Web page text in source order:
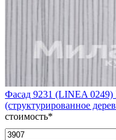
Фасад 9231 (LINEA
(структурированное
стоимость*